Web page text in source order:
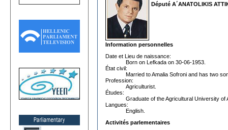
Député A΄ANATOLIKIS
Information personnelles
Date et Lieu de naissance:
Born on Lefkada on 30-06-1953.
État civil:
Married to Amalia Sofroni and has two
Profession:
Agriculturist.
Études:
Graduate of the Agricultural University of
Langues:
English.
Activités parlementaires